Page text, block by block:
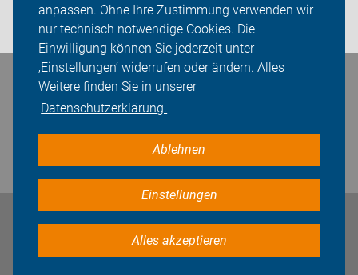
anpassen. Ohne Ihre Zustimmung verwenden wir
nur technisch notwendige Cookies. Die
Einwilligung können Sie jederzeit unter
‚Einstellungen‘ widerrufen oder ändern. Alles
Weitere finden Sie in unserer
Datenschutzerklärung.
Ablehnen
Einstellungen
Alles akzeptieren
Login
Bleiben Sie in Kontakt
Impressum Datenschutz Cookie-Einstellungen